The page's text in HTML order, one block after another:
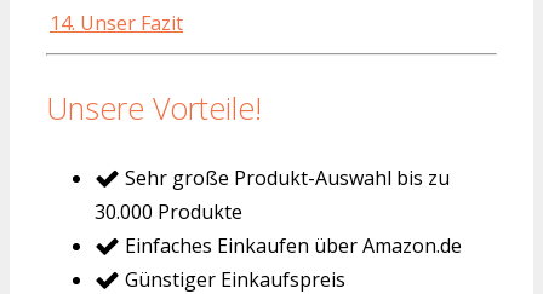
14. Unser Fazit
Unsere Vorteile!
Sehr große Produkt-Auswahl bis zu
30.000 Produkte
Einfaches Einkaufen über Amazon.de
Günstiger Einkaufspreis